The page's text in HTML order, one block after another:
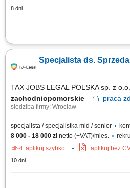
8 dni
Zakres obowiązków: Telefoniczny kontakt
edukacji finansowej. Budowanie
Pozyskiwanie nowych klientów i rozwijanie
Specjalista ds.
TAX JOBS LEGAL POLSKA sp. z o.o.
zachodniopomorskie
praca
siedziba firmy: Wrocław
specjalista / specjalistka mid / senior
8 000 - 18 000 złnetto (+VAT)/mies.
aplikuj szybko
aplikuj bez
10 dni